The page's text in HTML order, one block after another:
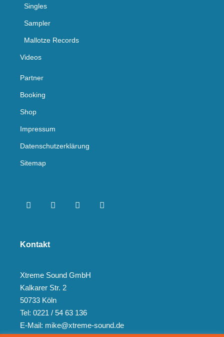
Singles
Sampler
Mallotze Records
Videos
Partner
Booking
Shop
Impressum
Datenschutzerklärung
Sitemap
Kontakt
Xtreme Sound GmbH
Kalkarer Str. 2
50733 Köln
Tel: 0221 / 54 63 136
E-Mail: mike@xtreme-sound.de